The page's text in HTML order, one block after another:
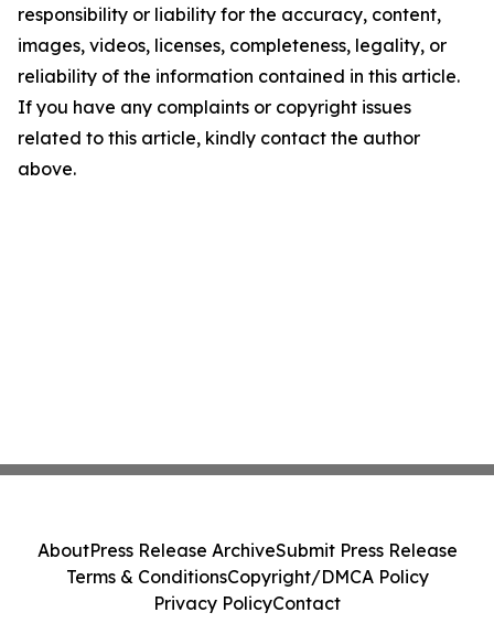
responsibility or liability for the accuracy, content,
images, videos, licenses, completeness, legality, or
reliability of the information contained in this article.
If you have any complaints or copyright issues
related to this article, kindly contact the author
above.
AboutPress Release ArchiveSubmit Press Release
Terms & ConditionsCopyright/DMCA Policy
Privacy PolicyContact